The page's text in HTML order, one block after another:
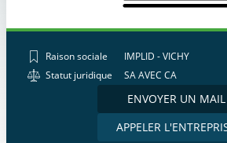
Raison sociale
IMPLID - VICHY
Statut juridique
SA AVEC CA
ENVOYER UN MAIL
APPELER